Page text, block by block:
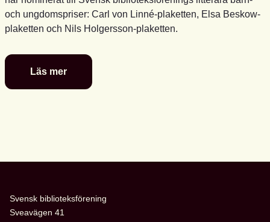
och ungdomspriser: Carl von Linné-plaketten, Elsa Beskow-
plaketten och Nils Holgersson-plaketten.
Läs mer
De
är
barn-
ungdomspriser
Svensk biblioteksförening
Sveavägen 41